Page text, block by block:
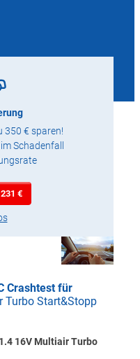
350 € sparen!
Schadenfall
€
Crashtest für
Turbo Start&Stopp
16V Multiair Turbo